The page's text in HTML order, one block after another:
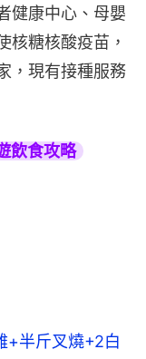
健康中心、母嬰
核糖核酸疫苗，
，現有接種服務
飲食攻略
+半斤叉燒+2白